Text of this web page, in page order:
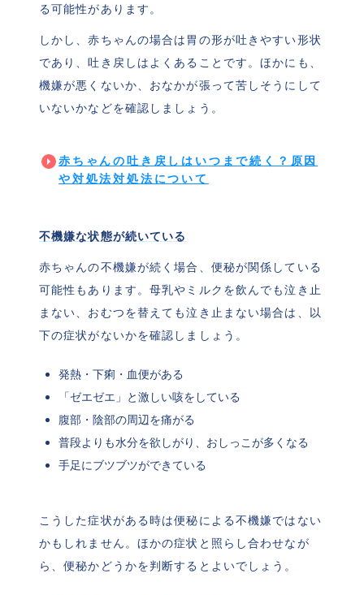
る可能性があります。
しかし、赤ちゃんの場合は胃の形が吐きやすい形状
であり、吐き戻しはよくあることです。ほかにも、
機嫌が悪くないか、おなかが張って苦しそうにして
いないかなどを確認しましょう。
赤ちゃんの吐き戻しはいつまで続く？原因
や対処法対処法について
不機嫌な状態が続いている
赤ちゃんの不機嫌が続く場合、便秘が関係している
可能性もあります。母乳やミルクを飲んでも泣き止
まない、おむつを替えても泣き止まない場合は、以
下の症状がないかを確認しましょう。
発熱・下痢・血便がある
「ゼエゼエ」と激しい咳をしている
腹部・陰部の周辺を痛がる
普段よりも水分を欲しがり、おしっこが多くなる
手足にブツブツができている
こうした症状がある時は便秘による不機嫌ではない
かもしれません。ほかの症状と照らし合わせなが
ら、便秘かどうかを判断するとよいでしょう。